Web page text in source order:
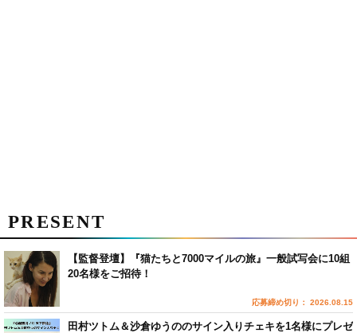
PRESENT
【監督登壇】『猫たちと7000マイルの旅』一般試写会に10組
20名様をご招待！
応募締め切り： 2026.08.15
田村ツトム＆沙倉ゆうののサイン入りチェキを1名様にプレゼ